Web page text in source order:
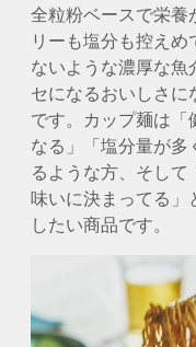
全粒粉ベースで栄養
リーも塩分も控え
ないような濃厚な魚
セになるおいしさに
です。カップ麺は「
なる」「塩分量が多
るような方、そし
味いに決まってる」
したい商品です。